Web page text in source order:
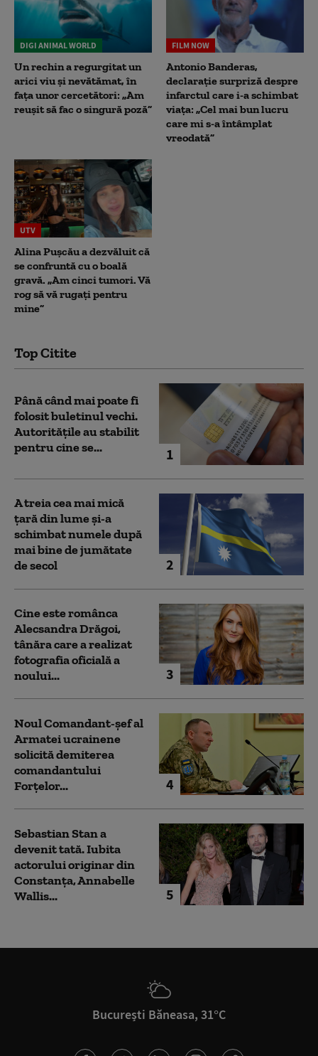
DIGI ANIMAL WORLD
Un rechin a regurgitat un
arici viu și nevătămat, în
fața unor cercetători: „Am
reușit să fac o singură poză”
FILM NOW
Antonio Banderas,
declarație surpriză despre
infarctul care i-a schimbat
viața: „Cel mai bun lucru
care mi s-a întâmplat
vreodată”
UTV
Alina Pușcău a dezvăluit că
se confruntă cu o boală
gravă. „Am cinci tumori. Vă
rog să vă rugați pentru
mine”
Top Citite
1
Până când mai poate fi
folosit buletinul vechi.
Autoritățile au stabilit
pentru cine se...
2
A treia cea mai mică
țară din lume și-a
schimbat numele după
mai bine de jumătate
de secol
3
Cine este românca
Alecsandra Drăgoi,
tânăra care a realizat
fotografia oficială a
noului...
4
Noul Comandant-șef al
Armatei ucrainene
solicită demiterea
comandantului
Forțelor...
5
Sebastian Stan a
devenit tată. Iubita
actorului originar din
Constanța, Annabelle
Wallis...
București Băneasa, 31°C